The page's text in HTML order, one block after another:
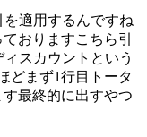
を適用するんですね
おりますこちら引
スカウントという
どまず1行目トータ
最終的に出すやつ